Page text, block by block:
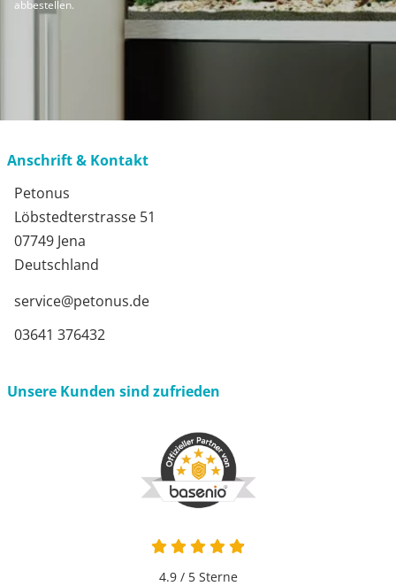
abbestellen.
Anschrift & Kontakt
Petonus
Löbstedterstrasse 51
07749 Jena
Deutschland
service@petonus.de
03641 376432
Unsere Kunden sind zufrieden
4.9 / 5Sterne